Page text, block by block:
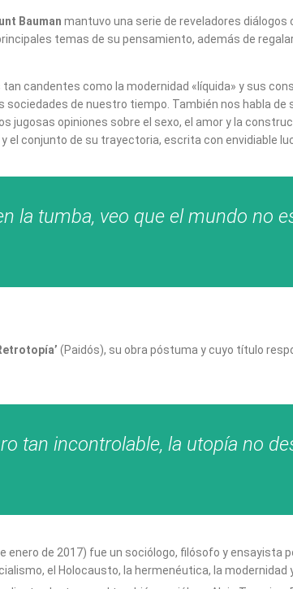
Bauman mantuvo una serie de reveladores
temas de su pensamiento, además de
candentes como la modernidad «líquida» y sus
de nuestro tiempo. También nos habla
jugosas opiniones sobre el sexo, el amor y la
conjunto de su trayectoria, escrita con envidiable
la tumba, veo que el mundo no
(Paidós), su obra póstuma y cuyo título
tan incontrolable, la utopía no
enero de 2017) fue un sociólogo, filósofo y ensayista
el Holocausto, la hermenéutica, la modernidad